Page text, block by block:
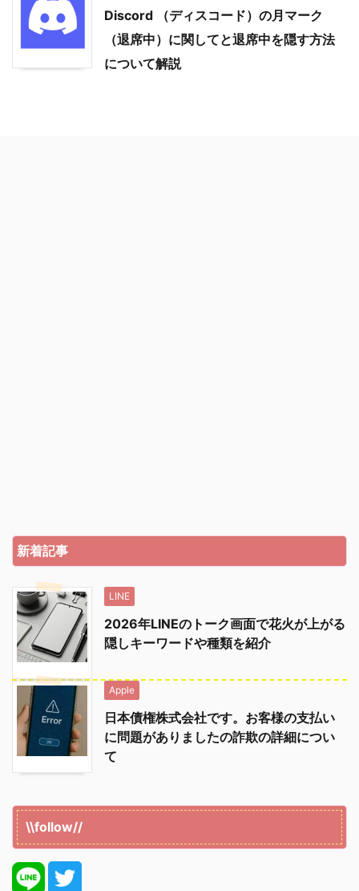
Discord （ディスコード）の月マーク
（退席中）に関してと退席中を隠す方法
について解説
新着記事
LINE
2026年LINEのトーク画面で花火が上がる
隠しキーワードや種類を紹介
Apple
日本債権株式会社です。お客様の支払い
に問題がありましたの詐欺の詳細につい
て
\\follow//